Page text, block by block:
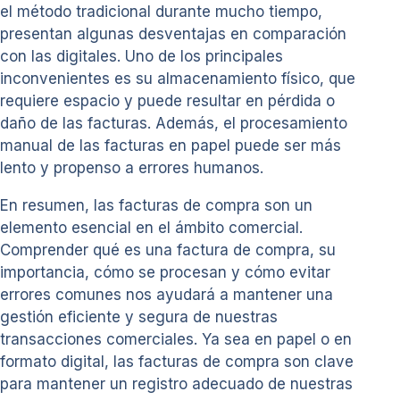
el método tradicional durante mucho tiempo,
presentan algunas desventajas en comparación
con las digitales. Uno de los principales
inconvenientes es su almacenamiento físico, que
requiere espacio y puede resultar en pérdida o
daño de las facturas. Además, el procesamiento
manual de las facturas en papel puede ser más
lento y propenso a errores humanos.
En resumen, las facturas de compra son un
elemento esencial en el ámbito comercial.
Comprender qué es una factura de compra, su
importancia, cómo se procesan y cómo evitar
errores comunes nos ayudará a mantener una
gestión eficiente y segura de nuestras
transacciones comerciales. Ya sea en papel o en
formato digital, las facturas de compra son clave
para mantener un registro adecuado de nuestras